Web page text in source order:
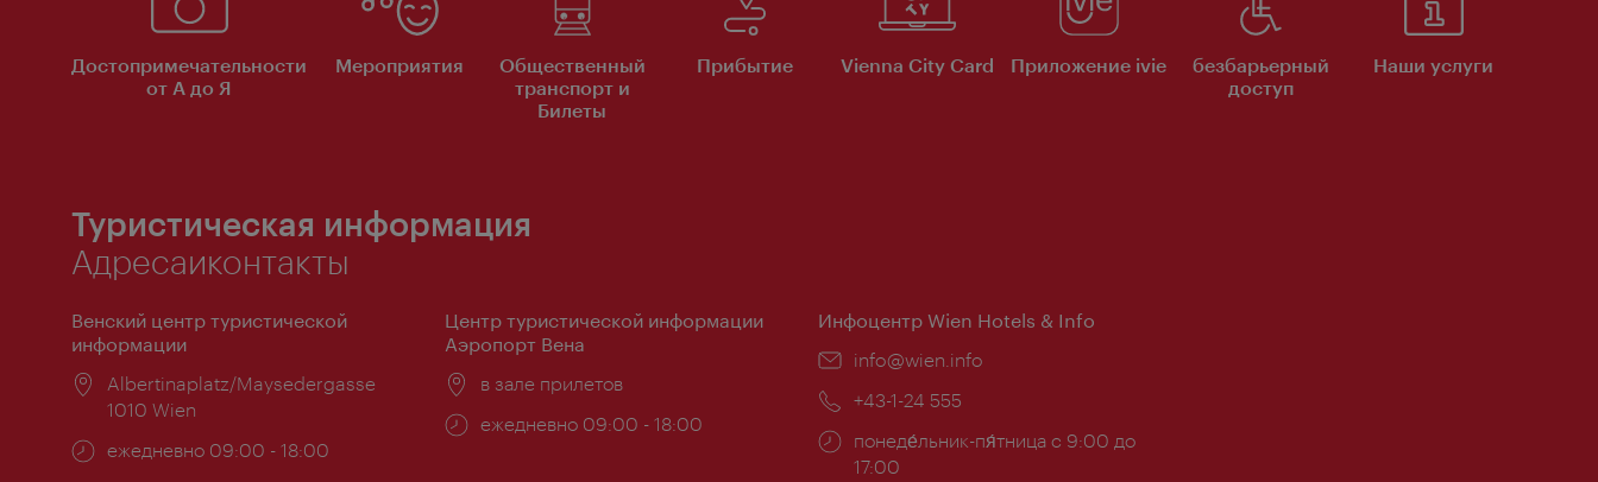
Достопримечательности
от А до Я
Мероприятия
Общественный
транспорт и
Билеты
Прибытие Vienna City Card Приложение ivie
безбарьерный
доступ
Наши услуги
Туристическая информация
Адресаиконтакты
Венский центр туристической
информации
Расположение:
Albertinaplatz/Maysedergasse
1010 Wien
Часы
ежедневно 09:00 - 18:00
Центр туристической информации
Аэропорт Вена
Расположение:
в зале прилетов
Часы
ежедневно 09:00 - 18:00
Инфоцентр Wien Hotels & Info
Эл.
info@wien.info
Телефон:
+43-1-24 555
Часы
работы:
понеде́льник-пя́тница с 9:00 до
17:00